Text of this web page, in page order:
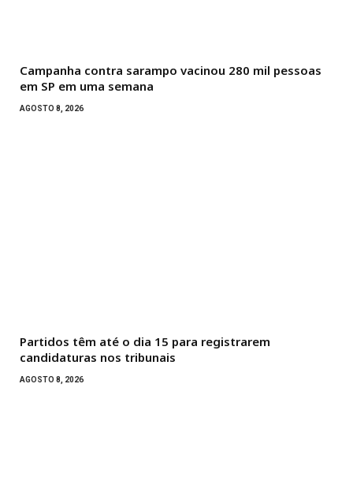
Campanha contra sarampo vacinou 280 mil pessoas
em SP em uma semana
AGOSTO 8, 2026
Partidos têm até o dia 15 para registrarem
candidaturas nos tribunais
AGOSTO 8, 2026